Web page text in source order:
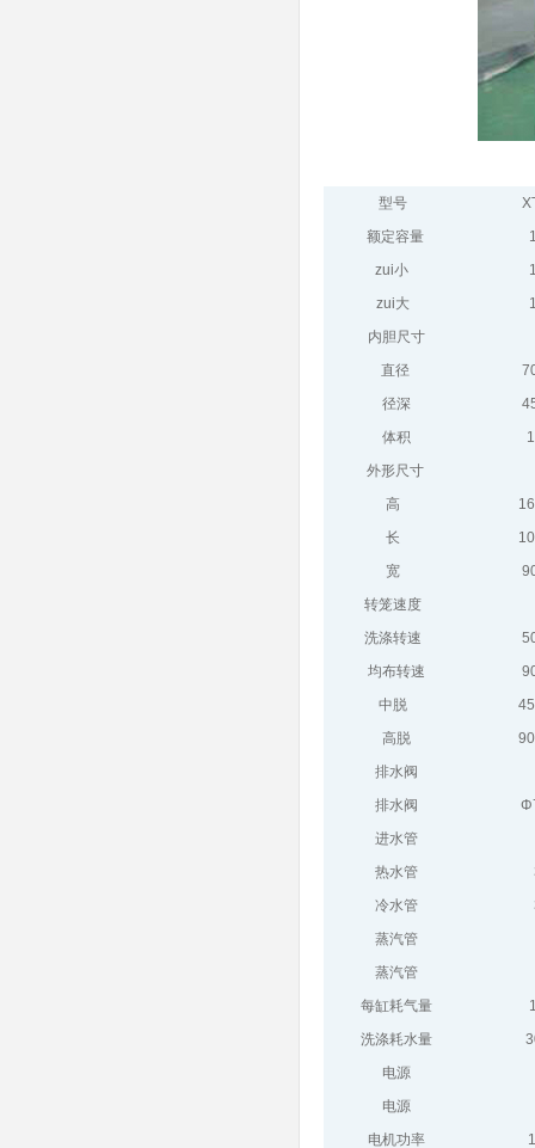
型号
额定容量
zui小
zui大
内胆尺寸
直径
径深
体积
外形尺寸
高
长
宽
转笼速度
洗涤转速
均布转速
中脱
高脱
排水阀
排水阀
进水管
热水管
冷水管
蒸汽管
蒸汽管
每缸耗气量
洗涤耗水量
电源
电源
电机功率